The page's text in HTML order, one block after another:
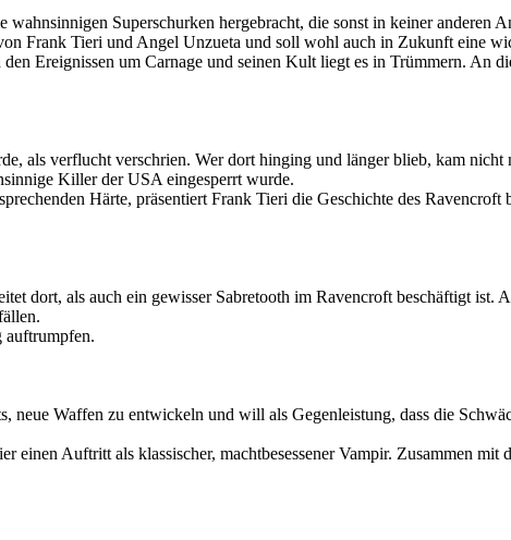
Superschurken hergebracht, die sonst in keiner anderen
Frank Tieri und Angel Unzueta und soll wohl auch in Zukunft eine
Ereignissen um Carnage und seinen Kult liegt es in Trümmern. An
als verflucht verschrien. Wer dort hinging und länger blieb, kam
Killer der USA eingesperrt wurde.
Härte, präsentiert Frank Tieri die Geschichte des
dort, als auch ein gewisser Sabretooth im Ravencroft beschäftigt ist.
auftrumpfen.
Waffen zu entwickeln und will als Gegenleistung, dass die
Auftritt als klassischer, machtbesessener Vampir. Zusammen mit